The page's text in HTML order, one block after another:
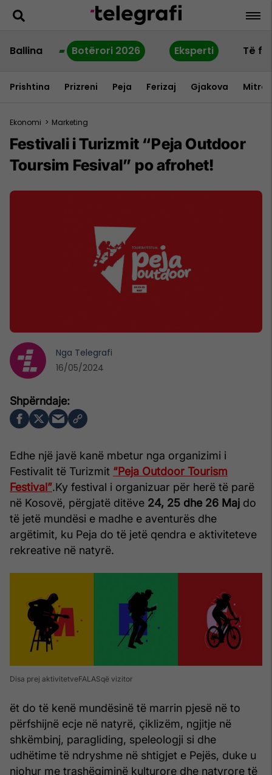
Ballina Botërori 2026 Eksperti Të
Prishtina Prizreni Peja Ferizaj Gjakova
Ekonomi > Marketing
Festivali i Turizmit “Peja Outdoor
Toursim Fesival” po afrohet!
Edhe një javë kanë mbetur nga organizimi i
Festivalit të Turizmit “Peja Outdoor Tourism
Festival”.Ky festival i organizuar për herë të parë
në Kosovë, përgjatë ditëve 24, 25 dhe 26 Maj do
të jetë mundësi e madhe e aventurës dhe
argëtimit, ku Peja do të jetë qendra e aktiviteteve
rekreative në natyrë.
Disa prej aktivitetveFALASqë vizitor
ët do të kenë mundësinë të marrin pjesë në to
përfshijnë ecje në natyrë, çiklizëm, ngjitje në
shkëmbinj, paragliding, speleologji si dhe
udhëtime të ndryshme në shtigjet e Pejës, duke u
njohur me trashëgiminë kulturore dhe natyrore të
Nga Telegrafi
16/05/2024